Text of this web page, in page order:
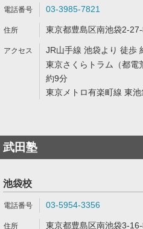
03-3985-7821
東京都豊島区南池袋2-
JR山手線 池袋より 徒歩
東京さくらトラム（都電
約9分
東京メトロ有楽町線 東
武田塾
池袋校
03-5954-3356
東京都豊島区南池袋3-